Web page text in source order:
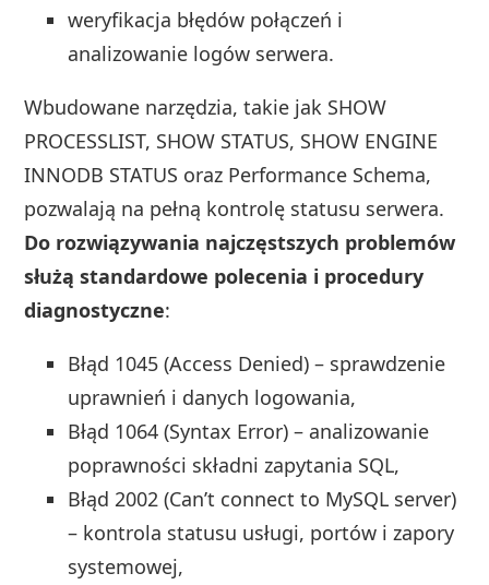
weryfikacja błędów połączeń i
analizowanie logów serwera.
Wbudowane narzędzia, takie jak SHOW
PROCESSLIST, SHOW STATUS, SHOW ENGINE
INNODB STATUS oraz Performance Schema,
pozwalają na pełną kontrolę statusu serwera.
Do rozwiązywania najczęstszych problemów
służą standardowe polecenia i procedury
diagnostyczne:
Błąd 1045 (Access Denied) – sprawdzenie
uprawnień i danych logowania,
Błąd 1064 (Syntax Error) – analizowanie
poprawności składni zapytania SQL,
Błąd 2002 (Can’t connect to MySQL server)
– kontrola statusu usługi, portów i zapory
systemowej,